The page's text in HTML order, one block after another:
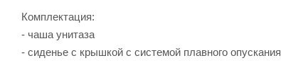
Комплектация:
- чаша унитаза
- сиденье с крышкой c системой плавного опускания